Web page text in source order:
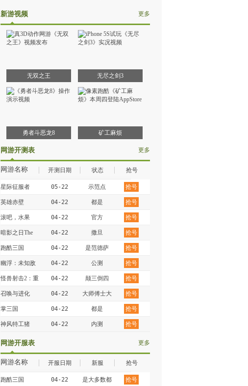
更多
新游视频
无双之王 无尽之剑3
勇者斗恶龙8 矿工麻烦
更多
网游开测表
网游名称 开测日期 状态 抢号
星际征服者 05-22 示范点 抢号
英雄赤壁 04-22 都是 抢号
滚吧，水果 04-22 官方 抢号
暗影之日The
Shadow Sun
04-22 撒旦 抢号
跑酷三国 04-22 是范德萨 抢号
幽浮：未知敌
人
04-22 公测 抢号
怪兽射击2：重
返地球
04-22 颠三倒四 抢号
召唤与进化 04-22 大师傅士大
夫
抢号
掌三国 04-22 都是 抢号
神风特工猪 04-22 内测 抢号
更多
网游开服表
网游名称 开服日期 新服 抢号
跑酷三国 04-22 是大多数都 抢号